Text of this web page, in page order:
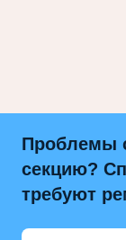
Проблемы
секцию?
требуют